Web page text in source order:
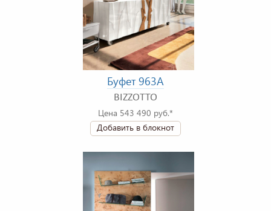
Буфет 963A
BIZZOTTO
Цена 543 490 руб.*
Добавить в блокнот